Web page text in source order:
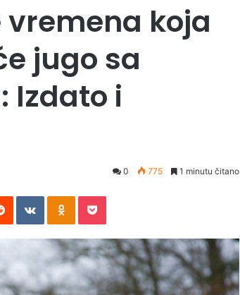
vremena koja
jugo sa
Izdato i
0 775 1 minutu čitano
Reddit VKontakteOdnoklassniki
Pocket